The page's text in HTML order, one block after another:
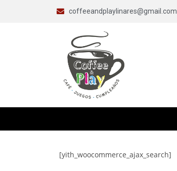
coffeeandplaylinares@gmail.com
[yith_woocommerce_ajax_search]